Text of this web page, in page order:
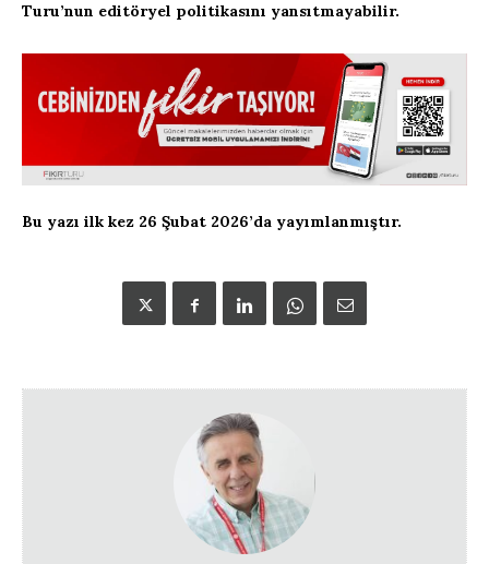
Turu’nun editöryel politikasını yansıtmayabilir.
Bu yazı ilk kez 26 Şubat 2026’da yayımlanmıştır.